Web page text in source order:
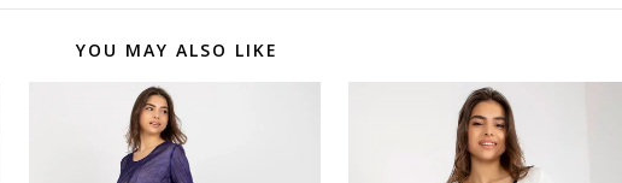
YOU MAY ALSO LIKE